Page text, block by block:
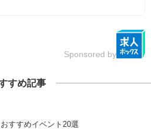
Sponsored by
すめ記事
すすめイベント20選